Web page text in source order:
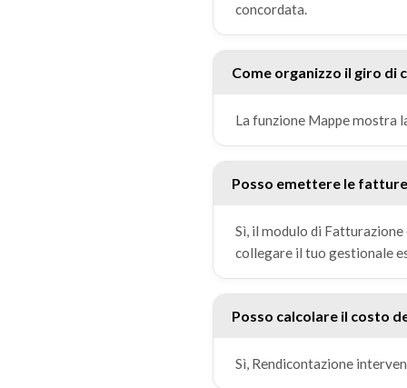
concordata.
Come organizzo il giro di
La funzione Mappe mostra
Posso emettere le
Sì, il modulo di
collegare il tuo gestionale
Posso calcolare il costo
Sì, Rendicontazione